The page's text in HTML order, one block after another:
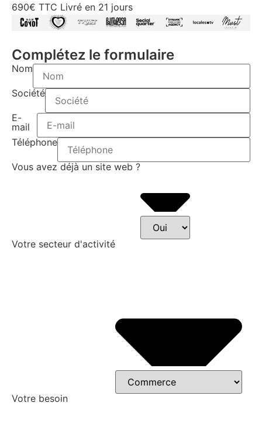
690€ TTC Livré en 21 jours
Complétez le formulaire
Nom
Société
E-
mail
Téléphone
Vous avez déjà un site web ?
Votre secteur d'activité
Votre besoin